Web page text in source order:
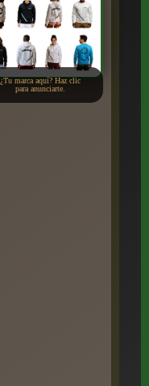
¿Tu marca aquí? Haz clic
para anunciarte.